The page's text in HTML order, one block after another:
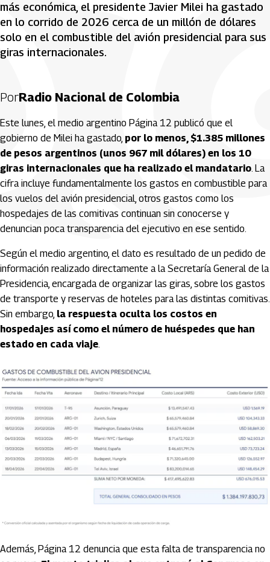
más económica, el presidente Javier Milei ha gastado
en lo corrido de 2026 cerca de un millón de dólares
solo en el combustible del avión presidencial para sus
giras internacionales.
PorRadio Nacional de Colombia
Este lunes, el medio argentino Página 12 publicó que el
gobierno de Milei ha gastado, por lo menos, $1.385 millones
de pesos argentinos (unos 967 mil dólares) en los 10
giras internacionales que ha realizado el mandatario. La
cifra incluye fundamentalmente los gastos en combustible para
los vuelos del avión presidencial, otros gastos como los
hospedajes de las comitivas continuan sin conocerse y
denuncian poca transparencia del ejecutivo en ese sentido.
Según el medio argentino, el dato es resultado de un pedido de
información realizado directamente a la Secretaría General de la
Presidencia, encargada de organizar las giras, sobre los gastos
de transporte y reservas de hoteles para las distintas comitivas.
Sin embargo, la respuesta oculta los costos en
hospedajes así como el número de huéspedes que han
estado en cada viaje.
Además, Página 12 denuncia que esta falta de transparencia no